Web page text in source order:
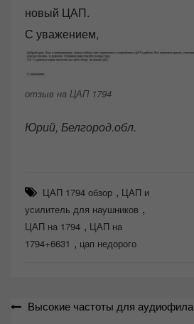
новый ЦАП.
С уважением,
отзыв на ЦАП 1794
Юрий, Белгород.обл.
ЦАП 1794 обзор , ЦАП и
усилитель для наушников ,
ЦАП на 1794 , ЦАП на
1794+6631 , цап недорого
Навигация
Высокие частоты для аудиофила